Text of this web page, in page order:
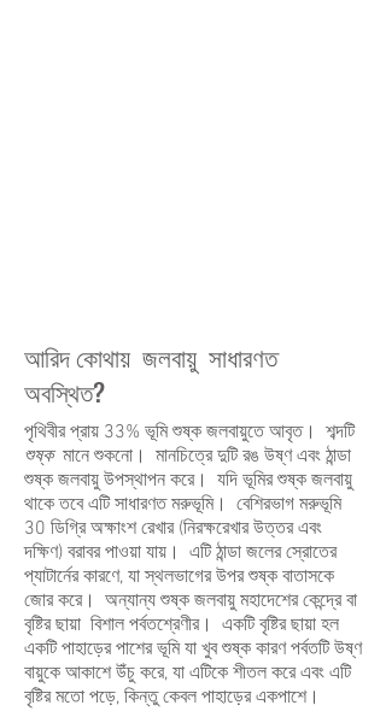
আরিদ কোথায় জলবায়ু সাধারণত
অবস্থিত?
পৃথিবীর প্রায় 33% ভূমি শুষ্ক জলবায়ুতে আবৃত। শব্দটি
শুষ্কমানে শুকনো। মানচিত্রে দুটি রঙ উষ্ণ এবং ঠান্ডা
শুষ্ক জলবায়ু উপস্থাপন করে। যদি ভূমির শুষ্ক জলবায়ু
থাকে তবে এটি সাধারণত মরুভূমি। বেশিরভাগ মরুভূমি
30 ডিগ্রি অক্ষাংশ রেখার (নিরক্ষরেখার উত্তর এবং
দক্ষিণ) বরাবর পাওয়া যায়। এটি ঠান্ডা জলের স্রোতের
প্যাটার্নের কারণে, যা স্থলভাগের উপর শুষ্ক বাতাসকে
জোর করে। অন্যান্য শুষ্ক জলবায়ু মহাদেশের কেন্দ্রে বা
বৃষ্টির ছায়া বিশাল পর্বতশ্রেণীর। একটি বৃষ্টির ছায়া হল
একটি পাহাড়ের পাশের ভূমি যা খুব শুষ্ক কারণ পর্বতটি উষ্ণ
বায়ুকে আকাশে উঁচু করে, যা এটিকে শীতল করে এবং এটি
বৃষ্টির মতো পড়ে, কিন্তু কেবল পাহাড়ের একপাশে।